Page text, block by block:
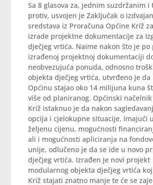
Sa 8 glasova za, jednim suzdržanim i
protiv, usvojen je Zaključak o
sredstava iz Proračuna Općine Križ
izrade projektne dokumentacije za
dječjeg vrtića. Naime nakon što je po
izrađenoj projektnoj dokumentaciji
neobvezujuća ponuda, odnosno
objekta dječjeg vrtića, utvrđeno je da
Općinu stajao oko 14 milijuna kuna
više od planiranog. Općinski
Križ istaknuo je da nakon
opcija i cjelokupne situacije, imajući
željenu cijenu, mogućnosti
ali i mogućnosti apliciranja na
unije, odlučeno je da se ide u novo
dječjeg vrtića. Izrađen je novi projekt
modularnog objekta dječjeg vrtića
Križ stajati znatno manje te će se